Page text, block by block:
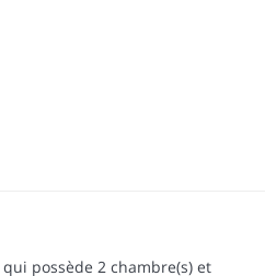
qui possède 2 chambre(s) et